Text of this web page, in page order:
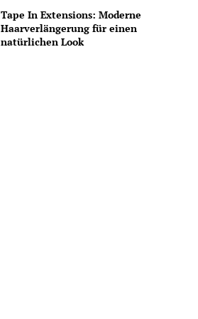
Tape In Extensions: Moderne
Haarverlängerung für einen
natürlichen Look